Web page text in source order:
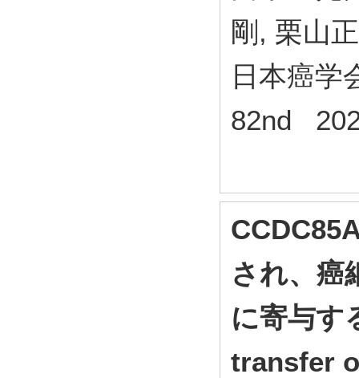
剛, 栗山
日本癌学
82nd
され、癌
に寄与す
transfer